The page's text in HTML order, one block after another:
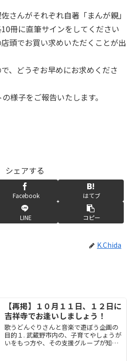
さんがそれぞれ自著「まんが親」
10冊に直筆サインをしてください
頭でお買い求めいただくことが出
、どうぞお早めにお求めくださ
様子をご報告いたします。
シェアする
Facebook はてブ
LINE コピー
K.Chida
【再掲】１０月１１日、１２日に
吉祥寺でお逢いしましょう！
歌うどんぐりさんと音楽で遊ぼう企画の
目的１. 武蔵野市内の、子育てやしょうが
いをもつ方や、その支援グループが知合